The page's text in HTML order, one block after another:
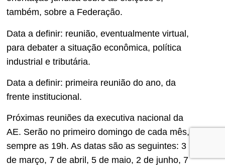
também, sobre a Federação.
Data a definir: reunião, eventualmente virtual,
para debater a situação econômica, política
industrial e tributária.
Data a definir: primeira reunião do ano, da
frente institucional.
Próximas reuniões da executiva nacional da
AE. Serão no primeiro domingo de cada mês,
sempre as 19h. As datas são as seguintes: 3
de março, 7 de abril, 5 de maio, 2 de junho, 7